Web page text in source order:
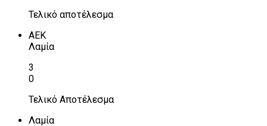
Τελικό αποτέλεσμα
ΑΕΚ
Λαμία
3
0
Τελικό Αποτέλεσμα
Λαμία